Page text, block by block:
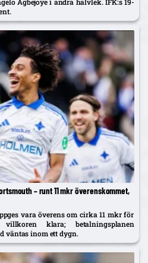
– runt 11 mkr överenskommet,
vara överens om cirka 11 mkr för
villkoren klara; betalningsplanen
väntas inom ett dygn.